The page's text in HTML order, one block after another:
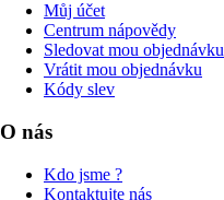
Můj účet
Centrum nápovědy
Sledovat mou objednávku
Vrátit mou objednávku
Kódy slev
O nás
Kdo jsme ?
Kontaktujte nás